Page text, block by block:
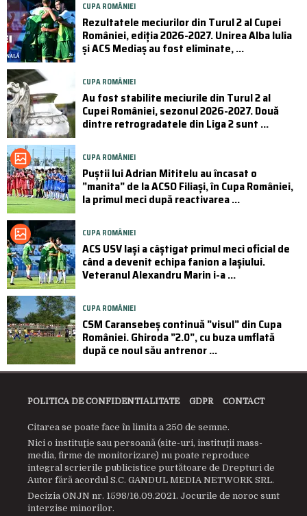
CUPA ROMÂNIEI
Rezultatele meciurilor din Turul 2 al Cupei
României, ediția 2026-2027. Unirea Alba Iulia
și ACS Mediaș au fost eliminate, ...
CUPA ROMÂNIEI
Au fost stabilite meciurile din Turul 2 al
Cupei României, sezonul 2026-2027. Două
dintre retrogradatele din Liga 2 sunt ...
CUPA ROMÂNIEI
Puştii lui Adrian Mititelu au încasat o
”manita” de la ACSO Filiaşi, în Cupa României,
la primul meci după reactivarea ...
CUPA ROMÂNIEI
ACS USV Iași a câștigat primul meci oficial de
când a devenit echipa fanion a Iașiului.
Veteranul Alexandru Marin i-a ...
CUPA ROMÂNIEI
CSM Caransebeș continuă ”visul” din Cupa
României. Ghiroda ”2.0”, cu buza umflată
după ce noul său antrenor ...
POLITICA DE CONFIDENTIALITATE GDPR CONTACT
Citarea se poate face în limita a 250 de semne.
Nici o instituţie sau persoană (site-uri, instituţii mass-
media, firme de monitorizare) nu poate reproduce
integral scrierile publicistice purtătoare de Drepturi de
Autor fără acordul S.C. GANDUL MEDIA NETWORK SRL.
Decizia ONJN nr. 1598/16.09.2021. Jocurile de noroc sunt
interzise minorilor.